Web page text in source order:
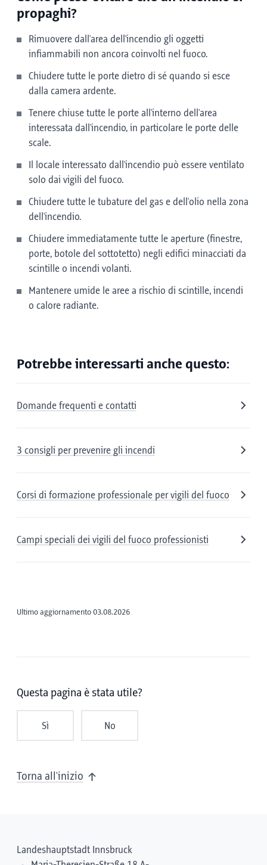
propaghi?
Rimuovere dall'area dell'incendio gli oggetti
infiammabili non ancora coinvolti nel fuoco.
Chiudere tutte le porte dietro di sé quando si esce
dalla camera ardente.
Tenere chiuse tutte le porte all'interno dell'area
interessata dall'incendio, in particolare le porte delle
scale.
Il locale interessato dall'incendio può essere ventilato
solo dai vigili del fuoco.
Chiudere tutte le tubature del gas e dell'olio nella zona
dell'incendio.
Chiudere immediatamente tutte le aperture (finestre,
porte, botole del sottotetto) negli edifici minacciati da
scintille o incendi volanti.
Mantenere umide le aree a rischio di scintille, incendi
o calore radiante.
Potrebbe interessarti anche questo:
Domande frequenti e contatti
3 consigli per prevenire gli incendi
Corsi di formazione professionale per vigili del fuoco
Campi speciali dei vigili del fuoco professionisti
Ultimo aggiornamento 03.08.2026
Questa pagina è stata utile?
Sì No
Torna all'inizio
Landeshauptstadt Innsbruck